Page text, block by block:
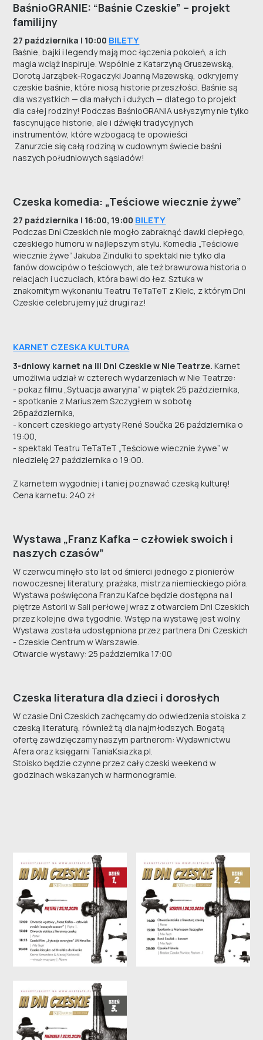
BaśnioGRANIE: “Baśnie Czeskie” – projekt
familijny
27 października | 10:00 BILETY
Baśnie, bajki i legendy mają moc łączenia pokoleń, a ich
magia wciąż inspiruje. Wspólnie z Katarzyną Gruszewską,
Dorotą Jarząbek-Rogaczyki Joanną Mazewską, odkryjemy
czeskie baśnie, które niosą historie przeszłości. Baśnie są
dla wszystkich — dla małych i dużych — dlatego to projekt
dla całej rodziny! Podczas BaśnioGRANIA usłyszymy nie tylko
fascynujące historie, ale i dźwięki tradycyjnych
instrumentów, które wzbogacą te opowieści
Zanurzcie się całą rodziną w cudownym świecie baśni
naszych południowych sąsiadów!
Czeska komedia: „Teściowe wiecznie żywe”
27 października | 16:00, 19:00 BILETY
Podczas Dni Czeskich nie mogło zabraknąć dawki ciepłego,
czeskiego humoru w najlepszym stylu. Komedia „Teściowe
wiecznie żywe” Jakuba Zindulki to spektakl nie tylko dla
fanów dowcipów o teściowych, ale też brawurowa historia o
relacjach i uczuciach, która bawi do łez. Sztuka w
znakomitym wykonaniu Teatru TeTaTeT z Kielc, z którym Dni
Czeskie celebrujemy już drugi raz!
KARNET CZESKA KULTURA
3-dniowy karnet na III Dni Czeskie w Nie Teatrze. Karnet
umożliwia udział w czterech wydarzeniach w Nie Teatrze:
- pokaz filmu „Sytuacja awaryjna” w piątek 25 października,
- spotkanie z Mariuszem Szczygłem w sobotę
26października,
- koncert czeskiego artysty René Součka 26 października o
19:00,
- spektakl Teatru TeTaTeT „Teściowe wiecznie żywe” w
niedzielę 27 października o 19:00.
Z karnetem wygodniej i taniej poznawać czeską kulturę!
Cena karnetu: 240 zł
Wystawa „Franz Kafka – człowiek swoich i
naszych czasów”
W czerwcu minęło sto lat od śmierci jednego z pionierów
nowoczesnej literatury, prażaka, mistrza niemieckiego pióra.
Wystawa poświęcona Franzu Kafce będzie dostępna na I
piętrze Astorii w Sali perłowej wraz z otwarciem Dni Czeskich
przez kolejne dwa tygodnie. Wstęp na wystawę jest wolny.
Wystawa została udostępniona przez partnera Dni Czeskich
- Czeskie Centrum w Warszawie.
Otwarcie wystawy: 25 października 17:00
Czeska literatura dla dzieci i dorosłych
W czasie Dni Czeskich zachęcamy do odwiedzenia stoiska z
czeską literaturą, również tą dla najmłodszych. Bogatą
ofertę zawdzięczamy naszym partnerom: Wydawnictwu
Afera oraz księgarni TaniaKsiazka.pl.
Stoisko będzie czynne przez cały czeski weekend w
godzinach wskazanych w harmonogramie.